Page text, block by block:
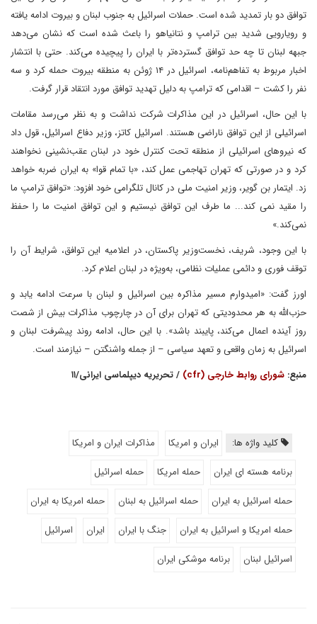
توافق دو بار تمدید شده است. حملات اسرائیل به جنوب لبنان و بیروت ادامه یافته
و رویارویی شدید بین ترامپ و نتانیاهو را باعث شده است که نشان می‌دهد
جبهه لبنان تا چه حد توافق گسترده‌تر با ایران را پیچیده می‌کند. حتی با انتشار
اخبار مربوط به تفاهم‌نامه، اسرائیل در ۱۴ ژوئن به منطقه بیروت حمله کرد و سه
نفر را کشت – اقدامی که ترامپ به دلیل تهدید توافق مورد انتقاد قرار گرفت.
با این حال، اسرائیل در این مذاکرات شرکت نداشت و به نظر می‌رسد مقامات
اسرائیلی از این توافق ناراضی هستند. اسرائیل کاتز، وزیر دفاع اسرائیل، قول داد
که نیروهای اسرائیلی از منطقه تحت کنترل خود در لبنان عقب‌نشینی نخواهند
کرد و در صورتی که تهران تهاجمی عمل کند، «با تمام قوا» به ایران ضربه خواهد
زد. ایتمار بن گویر، وزیر امنیت ملی در کانال تلگرامی خود افزود: «توافق ترامپ ما
را مقید نمی کند... ما طرف این توافق نیستیم و این توافق امنیت ما را حفظ
نمی‌کند.»
با این وجود، شریف، نخست‌وزیر پاکستان، در اعلامیه این توافق، شرایط آن را
توقف فوری و دائمی عملیات نظامی، به‌ویژه در لبنان اعلام کرد.
اورز گفت: «امیدوارم مسیر مذاکره بین اسرائیل و لبنان با سرعت ادامه یابد و
حزب‌الله به هر محدودیتی که تهران برای آن در چارچوب مذاکرات بیش از شصت
روز آینده اعمال می‌کند، پایبند باشد». با این حال، ادامه روند پیشرفت لبنان و
اسرائیل به زمان واقعی و تعهد سیاسی – از جمله واشنگتن – نیازمند است.
منبع: شورای روابط خارجی (cfr) / تحریریه دیپلماسی ایرانی/۱۱
کلید واژه ها: ایران و امریکا
مذاکرات ایران و امریکا
برنامه هسته ای ایران
حمله امریکا
حمله اسرائیل
حمله اسرائیل به ایران
حمله اسرائیل به لبنان
حمله امریکا به ایران
حمله امریکا و اسرائیل به ایران
جنگ با ایران ایران
اسرائیل
اسرائیل لبنان
برنامه موشکی ایران